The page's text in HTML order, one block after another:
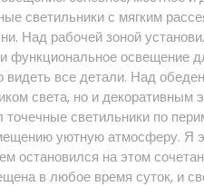
светильники с мягким
Над рабочей зоной
функциональное освещение
видеть все детали. Над
света, но и
точечные светильники по
уютную атмосферу. Я
остановился на этом
в любое время суток, и